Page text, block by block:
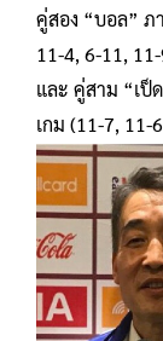
คู่สอง “บอล” ภ
11-4, 6-11,
และ​ คู่สาม “เป็
เกม​ (11-7, 11-